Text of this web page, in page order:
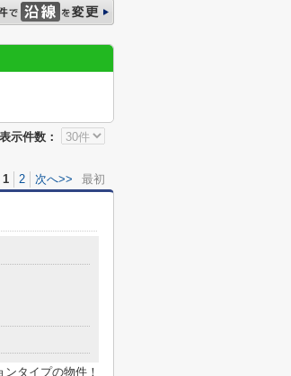
表示件数：
1 2 次へ>> 最初
タイプの物件！